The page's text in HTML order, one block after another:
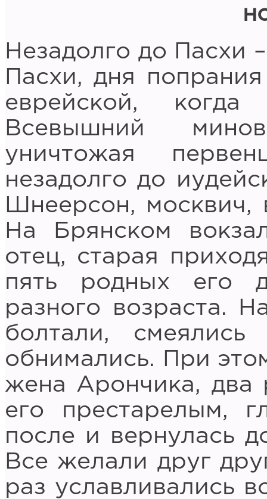
Незадолго до Пасхи
Пасхи, дня
еврейской,
Всевышний
уничтожая
незадолго до
Шнеерсон, москвич,
На Брянском
отец, старая
пять родных его
разного возраста.
болтали,
обнимались. При
жена Арончика, два
его престарелым,
после и вернулась
Все желали друг
раз уславливались